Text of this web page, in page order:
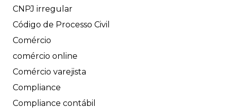
CNPJ irregular
Código de Processo Civil
Comércio
comércio online
Comércio varejista
Compliance
Compliance contábil